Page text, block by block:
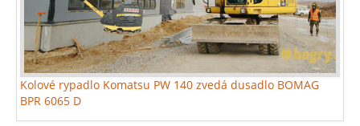
Kolové rypadlo Komatsu PW 140 zvedá dusadlo BOMAG
BPR 6065 D